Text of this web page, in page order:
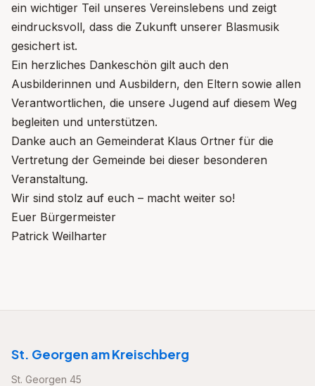
ein wichtiger Teil unseres Vereinslebens und zeigt
eindrucksvoll, dass die Zukunft unserer Blasmusik
gesichert ist.
Ein herzliches Dankeschön gilt auch den
Ausbilderinnen und Ausbildern, den Eltern sowie allen
Verantwortlichen, die unsere Jugend auf diesem Weg
begleiten und unterstützen.
Danke auch an Gemeinderat Klaus Ortner für die
Vertretung der Gemeinde bei dieser besonderen
Veranstaltung.
Wir sind stolz auf euch – macht weiter so!
Euer Bürgermeister
Patrick Weilharter
St. Georgen am Kreischberg
St. Georgen 45